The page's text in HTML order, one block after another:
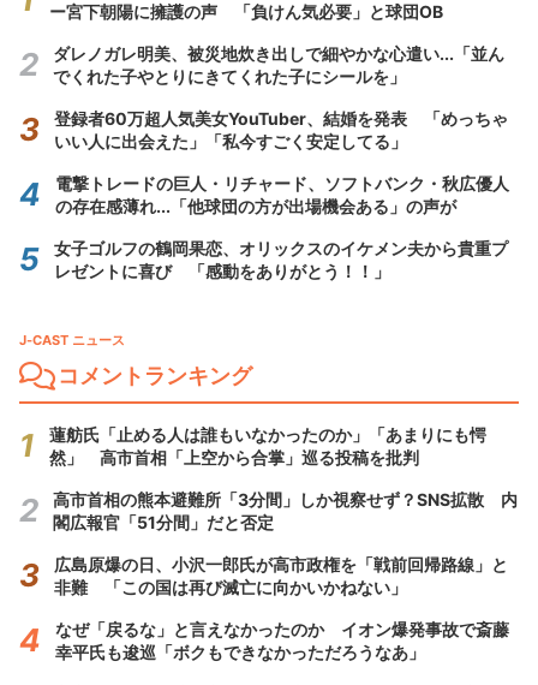
ー宮下朝陽に擁護の声 「負けん気必要」と球団OB
ダレノガレ明美、被災地炊き出しで細やかな心遣い...「並ん
でくれた子やとりにきてくれた子にシールを」
登録者60万超人気美女YouTuber、結婚を発表 「めっちゃ
いい人に出会えた」「私今すごく安定してる」
電撃トレードの巨人・リチャード、ソフトバンク・秋広優人
の存在感薄れ...「他球団の方が出場機会ある」の声が
女子ゴルフの鶴岡果恋、オリックスのイケメン夫から貴重プ
レゼントに喜び 「感動をありがとう！！」
J-CAST ニュース
コメントランキング
蓮舫氏「止める人は誰もいなかったのか」「あまりにも愕
然」 高市首相「上空から合掌」巡る投稿を批判
高市首相の熊本避難所「3分間」しか視察せず？SNS拡散 内
閣広報官「51分間」だと否定
広島原爆の日、小沢一郎氏が高市政権を「戦前回帰路線」と
非難 「この国は再び滅亡に向かいかねない」
なぜ「戻るな」と言えなかったのか イオン爆発事故で斎藤
幸平氏も逡巡「ボクもできなかっただろうなあ」